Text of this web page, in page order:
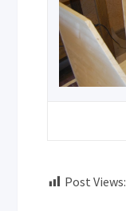
Post Views: